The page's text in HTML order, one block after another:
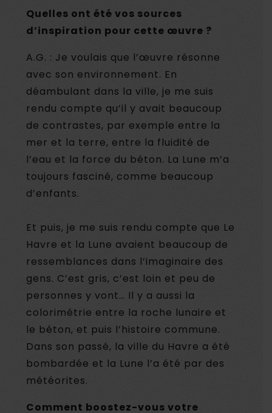
Quelles ont été vos sources
d’inspiration pour cette œuvre ?
A.G. : Je voulais que l’œuvre résonne
avec son environnement. En
déambulant dans la ville, je me suis
rendu compte qu’il y avait beaucoup
de contrastes, par exemple entre la
mer et la terre, entre la fluidité de
l’eau et la force du béton. La Lune m’a
toujours fasciné, comme beaucoup
d’enfants.
Et puis, je me suis rendu compte que Le
Havre et la Lune avaient beaucoup de
ressemblances dans l’imaginaire des
gens. C’est gris, c’est loin et peu de
personnes y vont… Il y a aussi la
colorimétrie entre la roche lunaire et
le béton, et puis l’histoire commune.
Dans son passé, la ville du Havre a été
bombardée et la Lune l’a été par des
météorites.
Comment boostez-vous votre